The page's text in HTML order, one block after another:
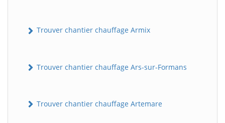
Trouver chantier chauffage Armix
Trouver chantier chauffage Ars-sur-Formans
Trouver chantier chauffage Artemare